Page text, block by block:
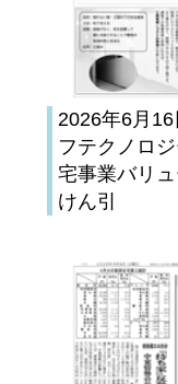
2026年6月
フテクノロ
宅事業バリ
けん引